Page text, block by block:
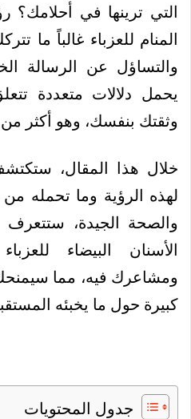
التي ترينها في أحلامك؟
المنام للعزباء غالباً ما
والتساؤل عن الرسالة
يحمل دلالات متعددة
وثقتك بنفسك، وهو أكثر
خلال هذا المقال،
لهذه الرؤية وما تحمله
والصحة الجيدة،
الأسنان البيضاء
ومشاعرك فيه، مما
كبيرة حول ما يخبئه
جدول المحتويات